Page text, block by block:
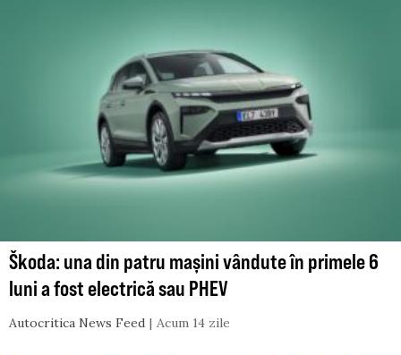
Škoda: una din patru mașini vândute în primele 6
luni a fost electrică sau PHEV
Autocritica News Feed Acum 14 zile